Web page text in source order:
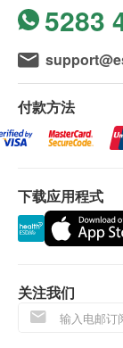
风讯号悬
将会延迟。
所有订单
认。 倘若
活易有权
话或电邮
货品质量
应最少有6
当顾客收
有损毁情
退换产品
5283
付款方法
下载应用程式
关注我们